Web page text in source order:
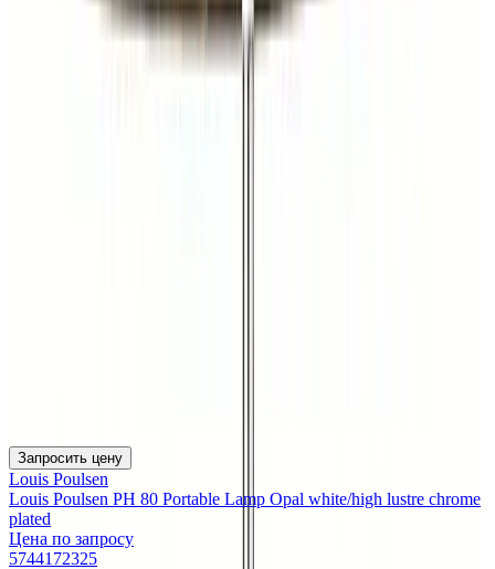
Запросить цену
Louis Poulsen
Louis Poulsen PH 80 Portable Lamp Opal white/high lustre chrome
plated
Цена по запросу
5744172325